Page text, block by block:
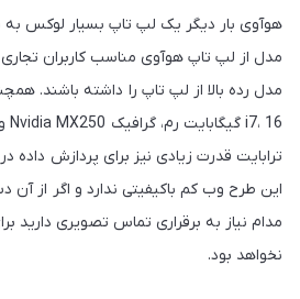
هوآوی بار دیگر یک لپ‌ تاپ بسیار لوکس به
مدل از لپ تاپ هوآوی مناسب کاربران
ترابایت قدرت زیادی نیز برای پردازش داده
این طرح وب‌ کم باکیفیتی ندارد و اگر از
مدام نیاز به برقراری تماس تصویری دارید
نخواهد بود.